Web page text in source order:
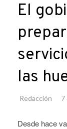
El
las
Redacción 7
Desde hace